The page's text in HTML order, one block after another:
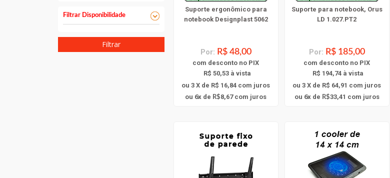
Filtrar Disponibilidade
Filtrar
Suporte ergonômico para
notebook Designplast 5062
Por: R$ 48,00
com desconto no PIX
R$ 50,53 à vista
ou 3 X de R$ 16,84 com juros
ou 6x de R$8,67com juros
Suporte para notebook, Orus
LD 1.027.PT2
Por: R$ 185,00
com desconto no PIX
R$ 194,74 à vista
ou 3 X de R$ 64,91 com juros
ou 6x de R$33,41 com juros